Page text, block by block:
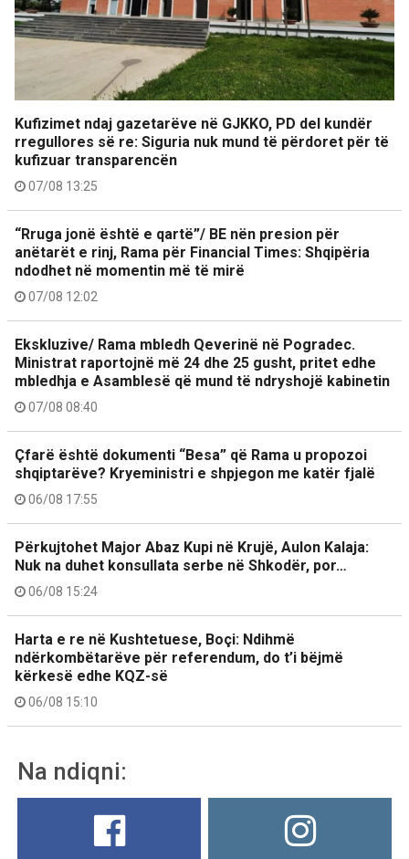
Kufizimet ndaj gazetarëve në GJKKO, PD del kundër
rregullores së re: Siguria nuk mund të përdoret për të
kufizuar transparencën
07/08 13:25
“Rruga jonë është e qartë”/ BE nën presion për
anëtarët e rinj, Rama për Financial Times: Shqipëria
ndodhet në momentin më të mirë
07/08 12:02
Ekskluzive/ Rama mbledh Qeverinë në Pogradec.
Ministrat raportojnë më 24 dhe 25 gusht, pritet edhe
mbledhja e Asamblesë që mund të ndryshojë kabinetin
07/08 08:40
Çfarë është dokumenti “Besa” që Rama u propozoi
shqiptarëve? Kryeministri e shpjegon me katër fjalë
06/08 17:55
Përkujtohet Major Abaz Kupi në Krujë, Aulon Kalaja:
Nuk na duhet konsullata serbe në Shkodër, por…
06/08 15:24
Harta e re në Kushtetuese, Boçi: Ndihmë
ndërkombëtarëve për referendum, do t’i bëjmë
kërkesë edhe KQZ-së
06/08 15:10
Na ndiqni: